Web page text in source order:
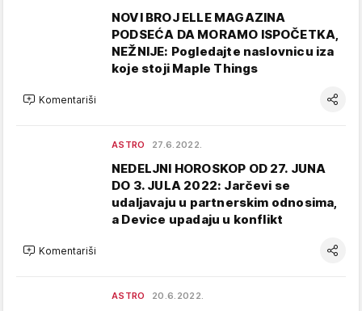
NOVI BROJ ELLE MAGAZINA
PODSEĆA DA MORAMO ISPOČETKA,
NEŽNIJE: Pogledajte naslovnicu iza
koje stoji Maple Things
Komentariši
ASTRO 27.6.2022.
NEDELJNI HOROSKOP OD 27. JUNA
DO 3. JULA 2022: Jarčevi se
udaljavaju u partnerskim odnosima,
a Device upadaju u konflikt
Komentariši
ASTRO 20.6.2022.